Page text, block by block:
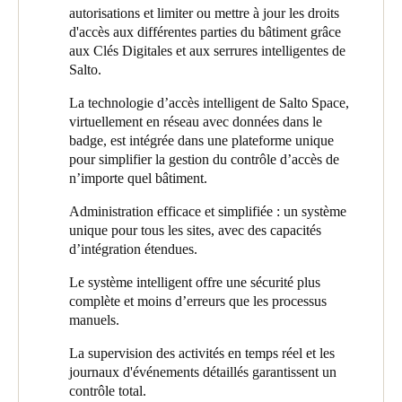
L’objectif était clair : mettre en œuvre un système digital
intelligent qui élimine le besoin de clés physiques tout en
améliorant la sécurité et la commodité. Campus Living voulait
compromettre la sécurité. L’accès aux appartements, aux espaces
communs et même aux boîtes aux lettres devait être géré via une
solution unique et évolutive, idéalement là où le smartphone
d’un étudiant pourrait fonctionner comme la clé.
intelligente connectée et évolutive qui soutient son expansion
tout en offrant aux étudiants des environnements de vie sûrs,
modernes et pratiques. Les responsables bénéficient de
fonctionnalités de surveillance 24 h/24, 7 j/7, d'une
communication en temps réel avec la plateforme d'interphone de
XS4 Com
et d'audits détaillés, offrant ainsi tranquillité
d'esprit et efficacité opérationnelle à chaque emplacement.
Toutes les données utilisateur et les profils d’accès sont gérés via
Salto Space. Les droits d’accès sont automatiquement liés aux
numéros d’appartement. Cela signifie que lorsqu’un nouveau
résident se voit attribuer une unité, l’accès aux espaces
pertinents, tels que les salles communes, les portes d’entrée et sa
boîte aux lettres personnelle, est immédiatement activé. Si un
résident perd son téléphone ou déménage prématurément,
l’accès peut être révoqué instantanément, garantissant ainsi une
sécurité continue.
autorisations et limiter ou mettre à jour les droits
d'accès aux différentes parties du bâtiment grâce
aux Clés Digitales et aux serrures intelligentes de
Salto.
La technologie d’accès intelligent de Salto Space,
virtuellement en réseau avec données dans le
badge, est intégrée dans une plateforme unique
pour simplifier la gestion du contrôle d’accès de
n’importe quel bâtiment.
Administration efficace et simplifiée : un système
unique pour tous les sites, avec des capacités
d’intégration étendues.
Le système intelligent offre une sécurité plus
complète et moins d’erreurs que les processus
manuels.
La supervision des activités en temps réel et les
journaux d'événements détaillés garantissent un
contrôle total.